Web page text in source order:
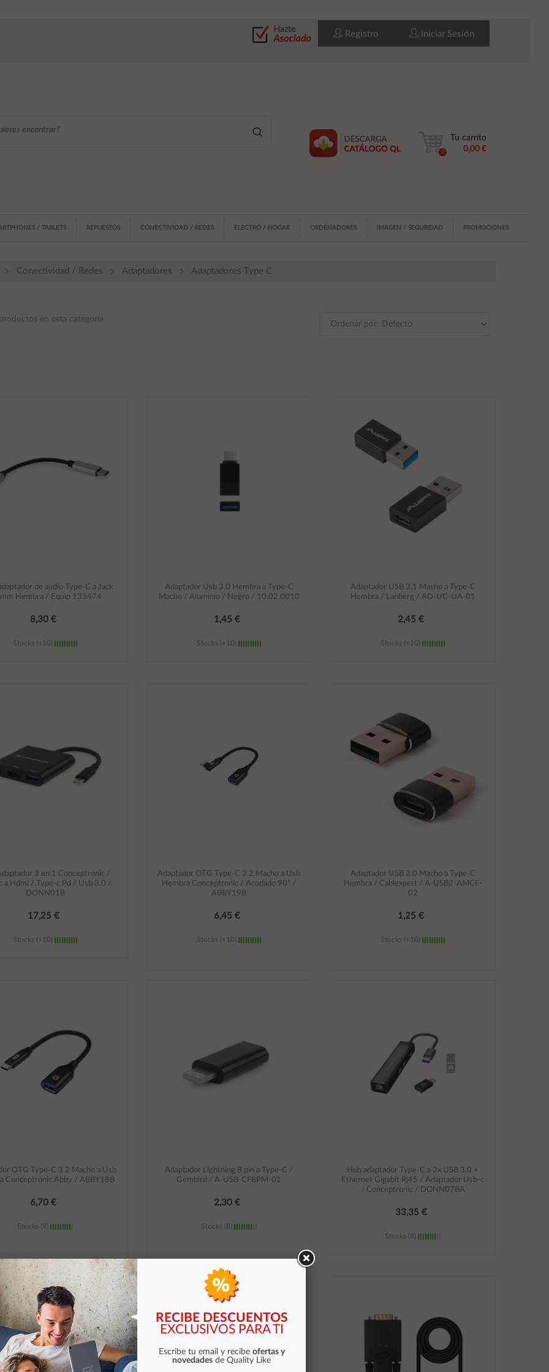
Registro Iniciar Sesión
Tu carrito
0,00 €
0
/ TABLETS REPUESTOS CONECTIVIDAD / REDES ELECTRO / HOGAR ORDENADORES IMAGEN / SEGURIDAD PROMOCIONES
Conectividad / Redes Adaptadores Adaptadores Type C
en esta categoría
de audio Type-C a Jack
Hembra / Equip 133474
8,30 €
Stocks (+10)
Adaptador Usb 3.0 Hembra a Type-C
Macho / Aluminio / Negro / 10.02.0010
1,45 €
Stocks (+10)
Adaptador USB 3.1 Macho a Type-C
Hembra / Lanberg / AD-UC-UA-01
2,45 €
Stocks (+10)
3 en 1 Conceptronic /
a Hdmi / Type-c Pd / Usb 3.0 /
DONN01B
17,25 €
Stocks (+10)
Adaptador OTG Type-C 3.2 Macho a Usb
Hembra Conceptronic / Acodado 90º /
ABBY19B
6,45 €
Stocks (+10)
Adaptador USB 2.0 Macho a Type-C
Hembra / Cablexpert / A-USB2-AMCF-
02
1,25 €
Stocks (+10)
OTG Type-C 3.2 Macho a Usb
Conceptronic Abby / ABBY18B
6,70 €
Stocks (9)
Añadir al carrito
Adaptador Lightning 8 pin a Type-C /
Gembird / A-USB-CF8PM-01
2,30 €
Stocks (8)
Añadir al carrito
Hub adaptador Type-C a 3x USB 3.0 +
Ethernet Gigabit Rj45 / Adaptador Usb-c
/ Conceptronic / DONN07BA
33,35 €
Stocks (8)
RECIBE DESCUENTOS
EXCLUSIVOS PARA TI
Escribe tu email y recibe ofertas y
novedades de Quality Like